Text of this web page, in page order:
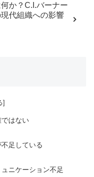
か？C.I.バーナー
代組織への影響
はない
足している
ニケーション不足